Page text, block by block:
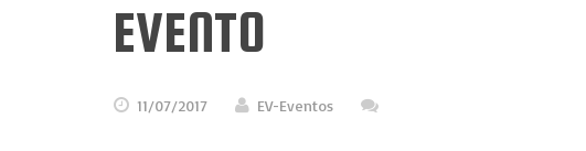
EVENTO
11/07/2017 EV-Eventos